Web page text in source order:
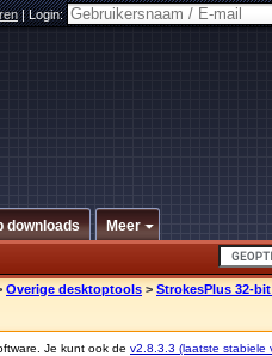
|Login:
downloads Meer
Overige desktoptools > StrokesPlus 32-
Je kunt ook de v2.8.3.3 (laatste stabiele